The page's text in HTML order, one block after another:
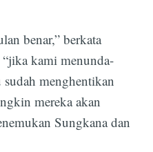
benar,” berkata
kami menunda-
menghentikan
mereka akan
Sungkana dan